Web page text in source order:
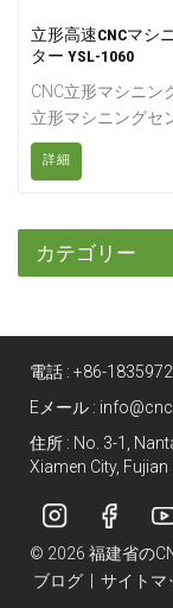
作業環境を最適化
の効率性を実現す
に基づいた設計を
す。
立形高速CNCマシ
ター YSL-1060
CNC立形マシニン
立形マシニングセ
軸はX、Y、Z座標
ます。主軸はサー
ム、金型などの複
穴あけ、フライス
ーラインレール構
ており、各種産業
種複雑な部品の単
び量産に適してい
詳細
カテゴリー
電話 : +86-
Eメール :
住所 : No. 3-1,
Xiamen City,
© 2026 福建省の
ブログ
サイトマ